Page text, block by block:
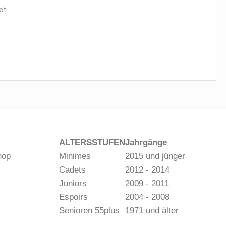
ALTERSSTUFENJahrgänge
Minimes
2015 und jünger
Cadets
2012 - 2014
Juniors
2009 - 2011
Espoirs
2004 - 2008
Senioren 55plus
1971 und älter